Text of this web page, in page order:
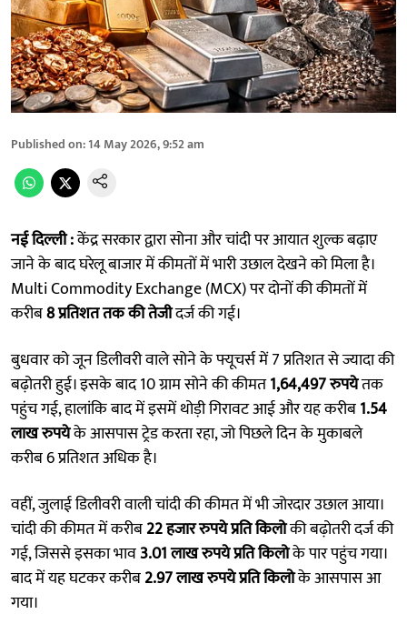
Published on:14 May 2026, 9:52 am
नई दिल्ली :केंद्र सरकार द्वारा सोना और चांदी पर आयात शुल्क बढ़ाए
जाने के बाद घरेलू बाजार में कीमतों में भारी उछाल देखने को मिला है।
Multi Commodity Exchange (MCX) पर दोनों की कीमतों में
करीब8 प्रतिशत तक की तेजीदर्ज की गई।
बुधवार को जून डिलीवरी वाले सोने के फ्यूचर्स में 7 प्रतिशत से ज्यादा की
बढ़ोतरी हुई। इसके बाद 10 ग्राम सोने की कीमत1,64,497 रुपयेतक
पहुंच गई, हालांकि बाद में इसमें थोड़ी गिरावट आई और यह करीब1.54
लाख रुपयेके आसपास ट्रेड करता रहा, जो पिछले दिन के मुकाबले
करीब 6 प्रतिशत अधिक है।
वहीं, जुलाई डिलीवरी वाली चांदी की कीमत में भी जोरदार उछाल आया।
चांदी की कीमत में करीब22 हजार रुपये प्रति किलोकी बढ़ोतरी दर्ज की
गई, जिससे इसका भाव3.01 लाख रुपये प्रति किलोके पार पहुंच गया।
बाद में यह घटकर करीब2.97 लाख रुपये प्रति किलोके आसपास आ
गया।